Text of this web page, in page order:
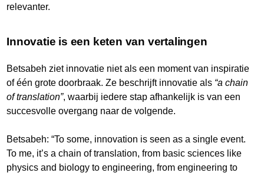
relevanter.
Innovatie is een keten van vertalingen
Betsabeh ziet innovatie niet als een moment van inspiratie
of één grote doorbraak. Ze beschrijft innovatie als “a chain
of translation”, waarbij iedere stap afhankelijk is van een
succesvolle overgang naar de volgende.
Betsabeh: “To some, innovation is seen as a single event.
To me, it’s a chain of translation, from basic sciences like
physics and biology to engineering, from engineering to